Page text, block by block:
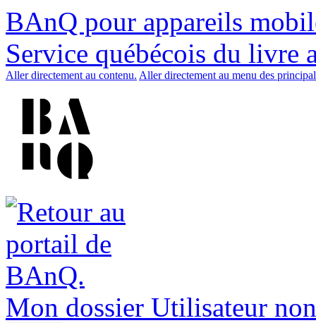
BAnQ pour appareils
Service québécois du livre
Aller directement au contenu. Aller directement au menu des
Mon dossier Utilisateur